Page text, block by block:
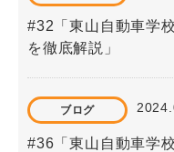
#32「東山自動車学
を徹底解説」
ブログ
#36「東山自動車学